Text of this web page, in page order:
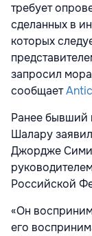
требует
сделанных в
которых
запросил
сообщает
Ранее бывший
Шалару
Джордже
Российской
«Он
его